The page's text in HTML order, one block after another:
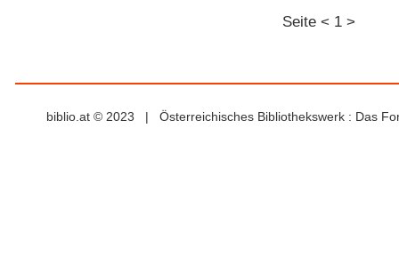
Seite < 1 >
biblio.at © 2023 | Österreichisches Bibliothekswerk : Das